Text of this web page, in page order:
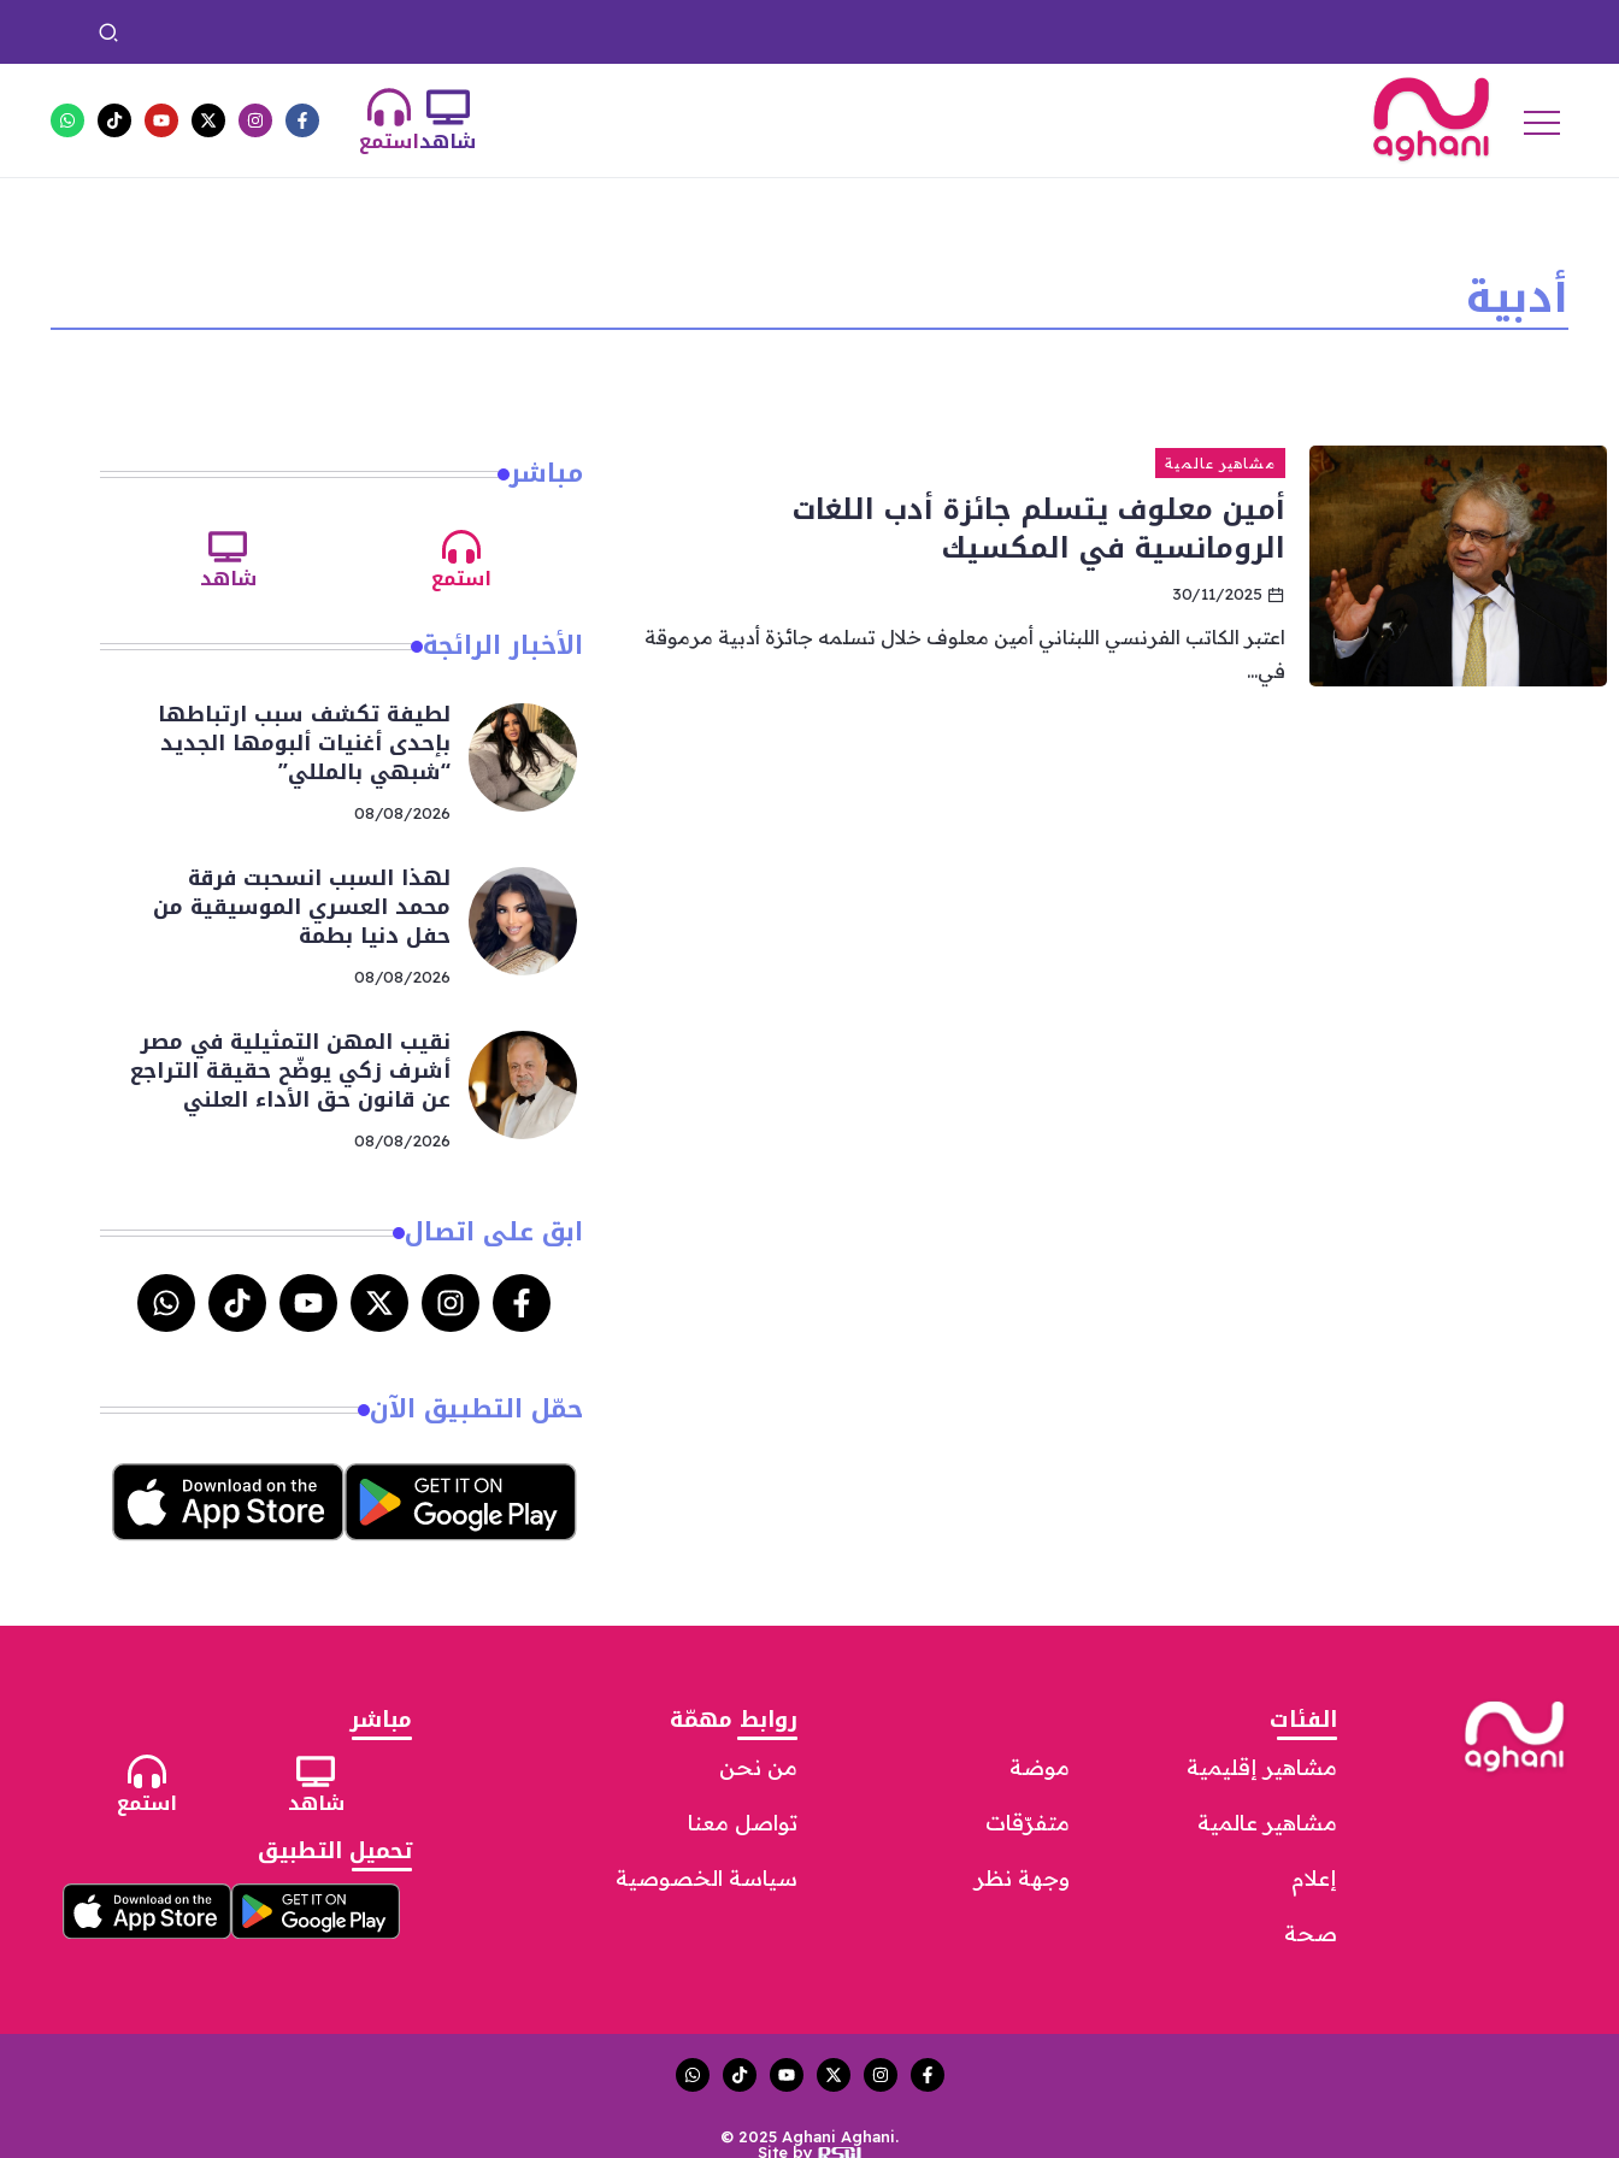
استمعشاهد
أدبية
مشاهير عالمية
أمين معلوف يتسلم جائزة أدب اللغات
الرومانسية في المكسيك
30/11/2025
اعتبر الكاتب الفرنسي اللبناني أمين معلوف خلال تسلمه جائزة أدبية مرموقة
في...
مباشر
استمع شاهد
الأخبار الرائجة
لطيفة تكشف سبب ارتباطها
بإحدى أغنيات ألبومها الجديد
“شبهي بالمللي”
08/08/2026
لهذا السبب انسحبت فرقة
محمد العسري الموسيقية من
حفل دنيا بطمة
08/08/2026
نقيب المهن التمثيلية في مصر
أشرف زكي يوضّح حقيقة التراجع
عن قانون حق الأداء العلني
08/08/2026
ابق على اتصال
حمّل التطبيق الآن
الفئات
مشاهير إقليمية
مشاهير عالمية
إعلام
صحة
موضة
متفرّقات
وجهة نظر
روابط مهمّة
من نحن
تواصل معنا
سياسة الخصوصية
مباشر
شاهد استمع
تحميل التطبيق
© 2025 Aghani Aghani.
Site by